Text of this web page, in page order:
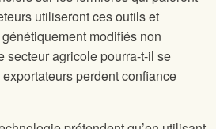
utiliseront ces outils et
modifiés non
secteur agricole pourra-t-il se
perdent confiance